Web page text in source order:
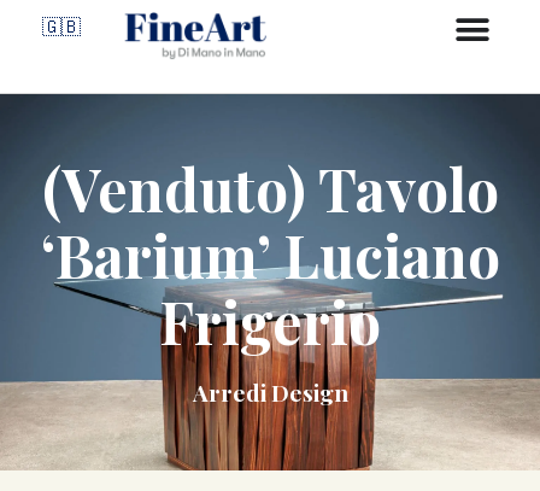
🇬🇧
(Venduto) Tavolo
‘Barium’ Luciano
Frigerio
Arredi Design